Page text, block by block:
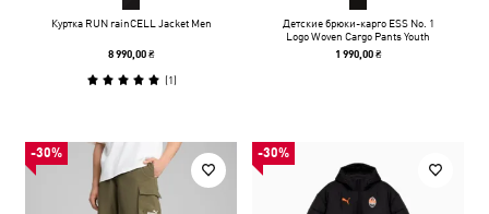
Куртка RUN rainCELL Jacket Men
8 990,00 ₴
(1)
Детские брюки-карго ESS No. 1
Logo Woven Cargo Pants Youth
1 990,00 ₴
-30% -30%